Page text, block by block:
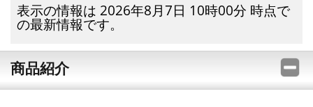
表示の情報は 2026年8月7日 10時00分 時点で
の最新情報です。
商品紹介